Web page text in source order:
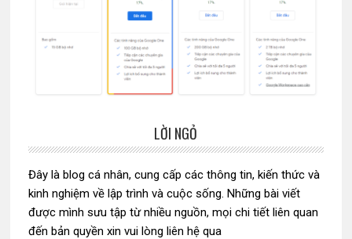
chính
LỜI NGỎ
Đây là blog cá nhân, cung cấp các thông tin, kiến thức và
kinh nghiệm về lập trình và cuộc sống. Những bài viết
được mình sưu tập từ nhiều nguồn, mọi chi tiết liên quan
đến bản quyền xin vui lòng liên hệ qua